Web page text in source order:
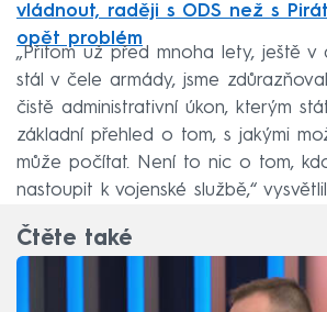
vládnout, raději s ODS než s
opět problém
„Přitom už před mnoha lety, ještě v
stál v čele armády, jsme
čistě administrativní úkon, kterým
základní přehled o tom, s jakými
může počítat. Není to nic o tom,
nastoupit k vojenské službě,“
Čtěte také